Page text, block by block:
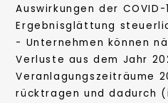
Auswirkungen der
Ergebnisglättung
- Unternehmen können
Verluste aus dem Jahr
Veranlagungszeiträume
rücktragen und dadurch